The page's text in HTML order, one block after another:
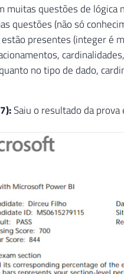
muitas questões de lógica
questões (não só
presentes (integer é
no tipo de dado,
Saiu o resultado da prova